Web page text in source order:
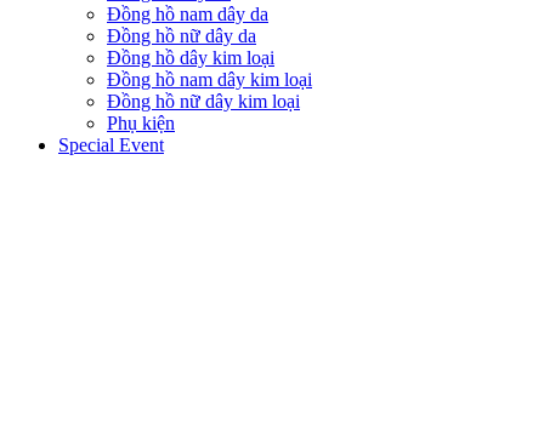
Đồng hồ nam dây da
Đồng hồ nữ dây da
Đồng hồ dây kim loại
Đồng hồ nam dây kim loại
Đồng hồ nữ dây kim loại
Phụ kiện
Special Event